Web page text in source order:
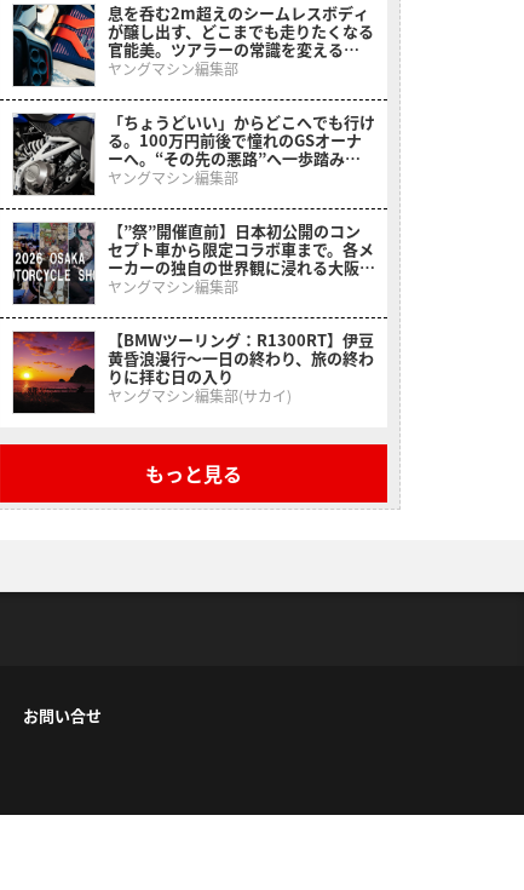
息を呑む2m超えのシームレスボディ
が醸し出す、どこまでも走りたくなる
官能美。ツアラーの常識を変える
BMWの直6コンセプト「Vision
ヤングマシン編集部
「ちょうどいい」からどこへでも行け
る。100万円前後で憧れのGSオーナ
ーへ。“その先の悪路”へ一歩踏み出
させてくれるミドルアドベンチャーが
ヤングマシン編集部
【”祭”開催直前】日本初公開のコン
セプト車から限定コラボ車まで。各メ
ーカーの独自の世界観に浸れる大阪モ
ーターサイクルショーまとめ
ヤングマシン編集部
【BMWツーリング：R1300RT】伊豆
黄昏浪漫行〜一日の終わり、旅の終わ
りに拝む日の入り
ヤングマシン編集部(サカイ)
もっと見る
お問い合せ